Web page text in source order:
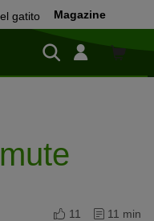
gatito Magazine
Tienda
11
11 min